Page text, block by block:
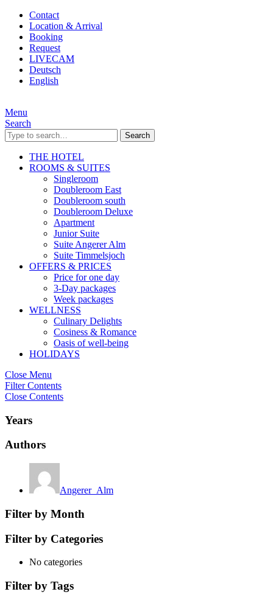
Contact
Location & Arrival
Booking
Request
LIVECAM
Deutsch
English
Menu
Search
Search
THE HOTEL
ROOMS & SUITES
Singleroom
Doubleroom East
Doubleroom south
Doubleroom Deluxe
Apartment
Junior Suite
Suite Angerer Alm
Suite Timmelsjoch
OFFERS & PRICES
Price for one day
3-Day packages
Week packages
WELLNESS
Culinary Delights
Cosiness & Romance
Oasis of well-being
HOLIDAYS
Close Menu
Filter Contents
Close Contents
Years
Authors
Angerer_Alm
Filter by Month
Filter by Categories
No categories
Filter by Tags